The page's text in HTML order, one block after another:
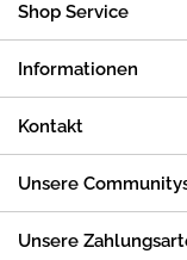
Shop Service
Informationen
Kontakt
Unsere
Unsere